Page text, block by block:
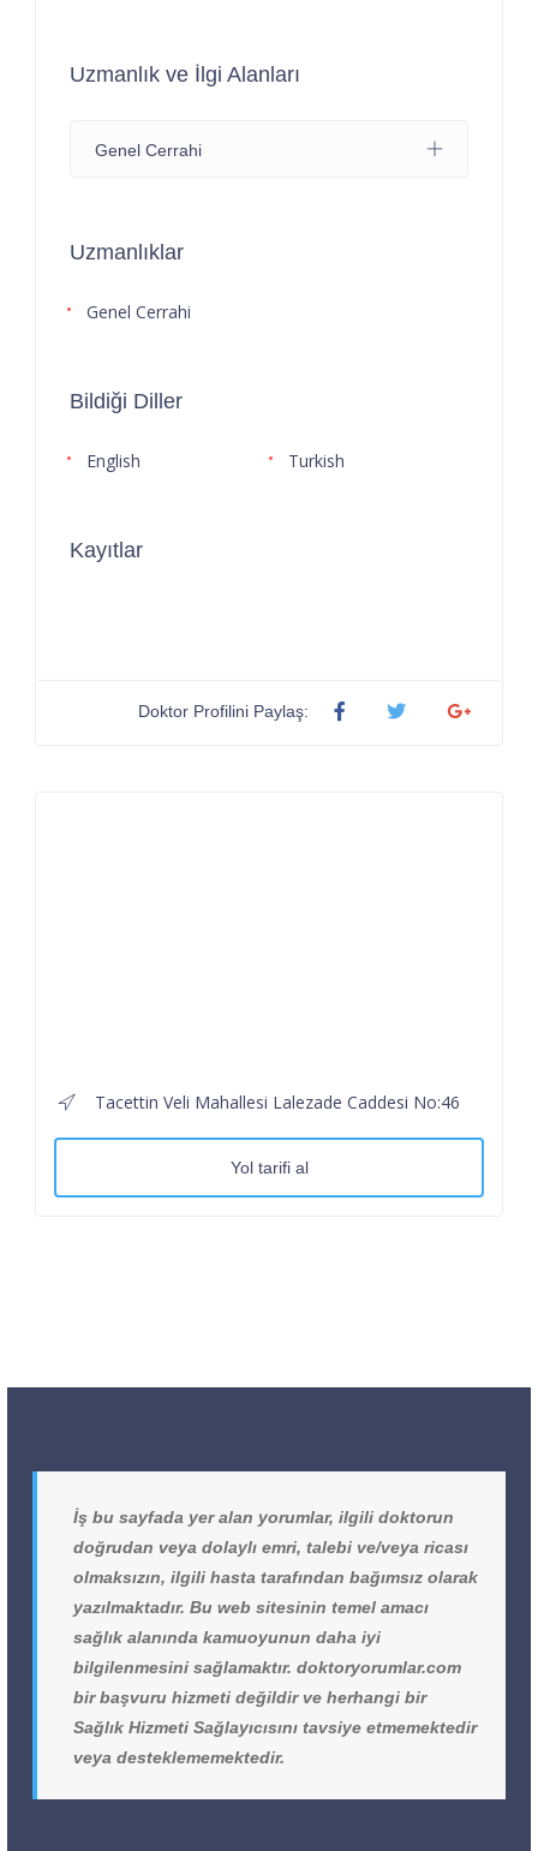
Uzmanlık ve İlgi Alanları
Genel Cerrahi
Uzmanlıklar
Genel Cerrahi
Bildiği Diller
English Turkish
Kayıtlar
Doktor Profilini Paylaş:
Tacettin Veli Mahallesi Lalezade Caddesi No:46
Yol tarifi al
İş bu sayfada yer alan yorumlar, ilgili doktorun
doğrudan veya dolaylı emri, talebi ve/veya ricası
olmaksızın, ilgili hasta tarafından bağımsız olarak
yazılmaktadır. Bu web sitesinin temel amacı
sağlık alanında kamuoyunun daha iyi
bilgilenmesini sağlamaktır. doktoryorumlar.com
bir başvuru hizmeti değildir ve herhangi bir
Sağlık Hizmeti Sağlayıcısını tavsiye etmemektedir
veya desteklememektedir.